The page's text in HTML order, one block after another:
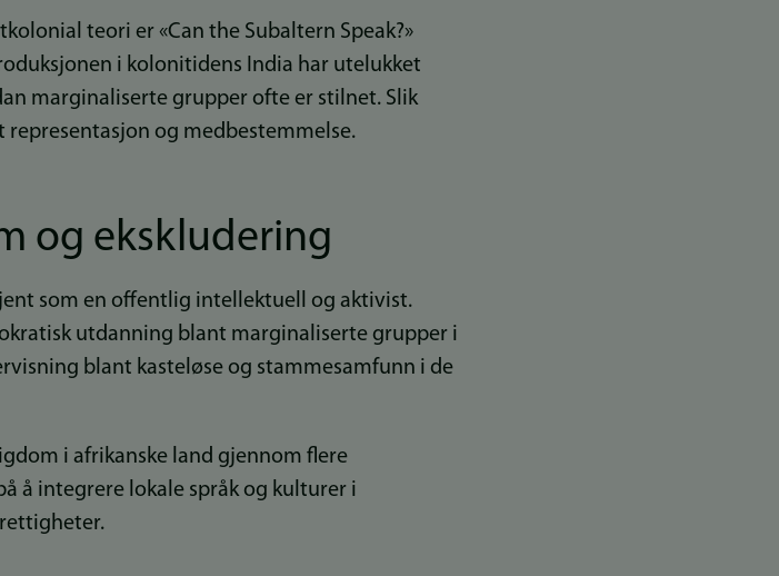
teori er «Can the Subaltern Speak?»
i kolonitidens India har utelukket
marginaliserte grupper ofte er stilnet. Slik
og medbestemmelse.
og ekskludering
som en offentlig intellektuell og aktivist.
utdanning blant marginaliserte grupper i
blant kasteløse og stammesamfunn i de
i afrikanske land gjennom flere
å integrere lokale språk og kulturer i